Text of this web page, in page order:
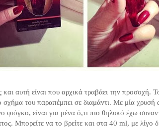
αυτή είναι που αρχικά τραβάει την προσοχή.
του παραπέμπει σε διαμάντι. Με μία χρυσή
φιόγκο, είναι για μένα ό,τι πιο θηλυκό έχω
Μπορείτε να το βρείτε και στα 40 ml, με λίγο